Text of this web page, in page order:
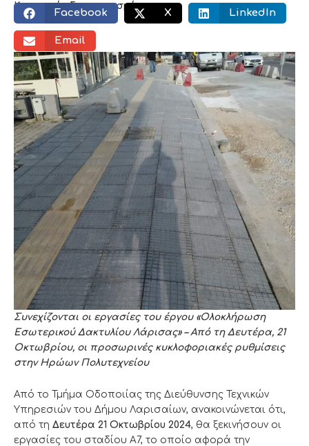
Κοινωνικός διαμοιρασμός:
Facebook X LinkedIn
Email
Συνεχίζονται οι εργασίες του έργου «Ολοκλήρωση
Εσωτερικού Δακτυλίου Λάρισας» – Από τη Δευτέρα, 21
Οκτωβρίου, οι προσωρινές κυκλοφοριακές ρυθμίσεις
στην Ηρώων Πολυτεχνείου
Από το Τμήμα Οδοποιίας της Διεύθυνσης Τεχνικών
Υπηρεσιών του Δήμου Λαρισαίων, ανακοινώνεται ότι,
από τη Δευτέρα 21 Οκτωβρίου 2024, θα ξεκινήσουν οι
εργασίες του σταδίου Α7, το οποίο αφορά την